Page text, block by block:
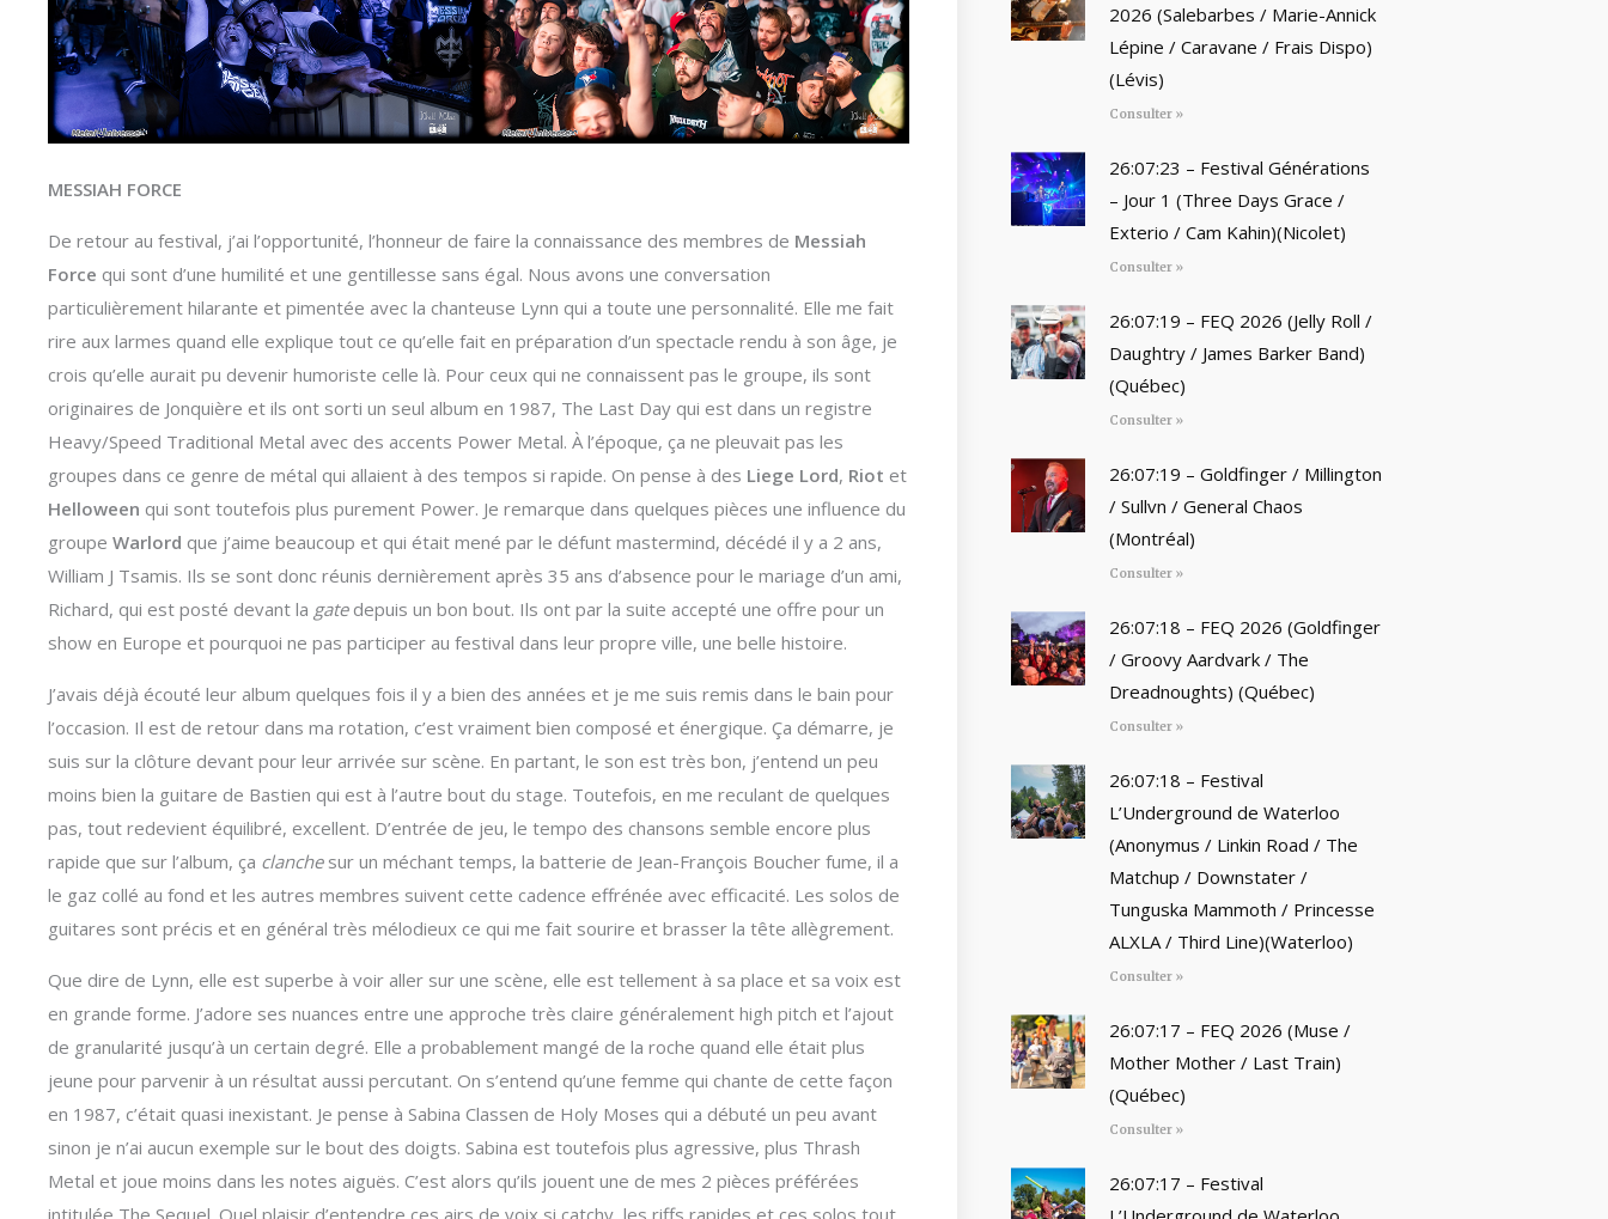
MESSIAH FORCE
De retour au festival, j’ai l’opportunité, l’honneur de faire la connaissance des membres de Messiah
Force qui sont d’une humilité et une gentillesse sans égal. Nous avons une conversation
particulièrement hilarante et pimentée avec la chanteuse Lynn qui a toute une personnalité. Elle me fait
rire aux larmes quand elle explique tout ce qu’elle fait en préparation d’un spectacle rendu à son âge, je
crois qu’elle aurait pu devenir humoriste celle là. Pour ceux qui ne connaissent pas le groupe, ils sont
originaires de Jonquière et ils ont sorti un seul album en 1987, The Last Day qui est dans un registre
Heavy/Speed Traditional Metal avec des accents Power Metal. À l’époque, ça ne pleuvait pas les
groupes dans ce genre de métal qui allaient à des tempos si rapide. On pense à des Liege Lord, Riot et
Helloween qui sont toutefois plus purement Power. Je remarque dans quelques pièces une influence du
groupe Warlord que j’aime beaucoup et qui était mené par le défunt mastermind, décédé il y a 2 ans,
William J Tsamis. Ils se sont donc réunis dernièrement après 35 ans d’absence pour le mariage d’un ami,
Richard, qui est posté devant la gatedepuis un bon bout. Ils ont par la suite accepté une offre pour un
show en Europe et pourquoi ne pas participer au festival dans leur propre ville, une belle histoire.
J’avais déjà écouté leur album quelques fois il y a bien des années et je me suis remis dans le bain pour
l’occasion. Il est de retour dans ma rotation, c’est vraiment bien composé et énergique. Ça démarre, je
suis sur la clôture devant pour leur arrivée sur scène. En partant, le son est très bon, j’entend un peu
moins bien la guitare de Bastien qui est à l’autre bout du stage. Toutefois, en me reculant de quelques
pas, tout redevient équilibré, excellent. D’entrée de jeu, le tempo des chansons semble encore plus
rapide que sur l’album, ça clanchesur un méchant temps, la batterie de Jean-François Boucher fume, il a
le gaz collé au fond et les autres membres suivent cette cadence effrénée avec efficacité. Les solos de
guitares sont précis et en général très mélodieux ce qui me fait sourire et brasser la tête allègrement.
Que dire de Lynn, elle est superbe à voir aller sur une scène, elle est tellement à sa place et sa voix est
en grande forme. J’adore ses nuances entre une approche très claire généralement high pitch et l’ajout
de granularité jusqu’à un certain degré. Elle a probablement mangé de la roche quand elle était plus
jeune pour parvenir à un résultat aussi percutant. On s’entend qu’une femme qui chante de cette façon
en 1987, c’était quasi inexistant. Je pense à Sabina Classen de Holy Moses qui a débuté un peu avant
sinon je n’ai aucun exemple sur le bout des doigts. Sabina est toutefois plus agressive, plus Thrash
Metal et joue moins dans les notes aiguës. C’est alors qu’ils jouent une de mes 2 pièces préférées
intitulée The Sequel. Quel plaisir d’entendre ces airs de voix si catchy, les riffs rapides et ces solos tout
2026 (Salebarbes / Marie-Annick
Lépine / Caravane / Frais Dispo)
(Lévis)
Consulter »
26:07:23 – Festival Générations
– Jour 1 (Three Days Grace /
Exterio / Cam Kahin)(Nicolet)
Consulter »
26:07:19 – FEQ 2026 (Jelly Roll /
Daughtry / James Barker Band)
(Québec)
Consulter »
26:07:19 – Goldfinger / Millington
/ Sullvn / General Chaos
(Montréal)
Consulter »
26:07:18 – FEQ 2026 (Goldfinger
/ Groovy Aardvark / The
Dreadnoughts) (Québec)
Consulter »
26:07:18 – Festival
L’Underground de Waterloo
(Anonymus / Linkin Road / The
Matchup / Downstater /
Tunguska Mammoth / Princesse
ALXLA / Third Line)(Waterloo)
Consulter »
26:07:17 – FEQ 2026 (Muse /
Mother Mother / Last Train)
(Québec)
Consulter »
26:07:17 – Festival